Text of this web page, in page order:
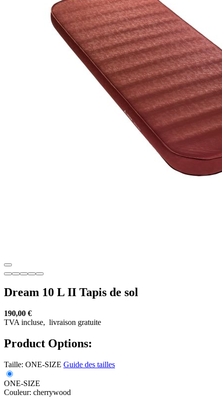
Dream 10 L II Tapis de sol
190,00 €
TVA incluse, livraison gratuite
Product Options:
Taille: ONE-SIZE Guide des tailles
ONE-SIZE
Couleur: cherrywood